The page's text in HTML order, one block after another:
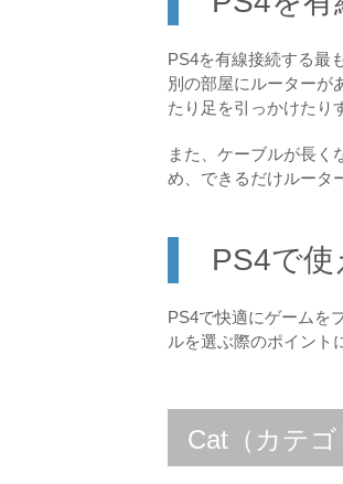
PS4を有線接続する最
別の部屋にルーターが
たり足を引っかけたり
また、ケーブルが長く
め、できるだけルータ
PS4で
PS4で快適にゲームを
ルを選ぶ際のポイント
Cat（カテ